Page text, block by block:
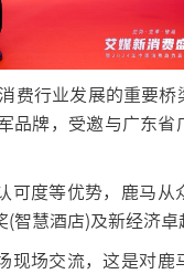
行业发展的重要桥
牌，受邀与广东省
度等优势，鹿马从
慧酒店)及新经济卓
场交流，这是对鹿